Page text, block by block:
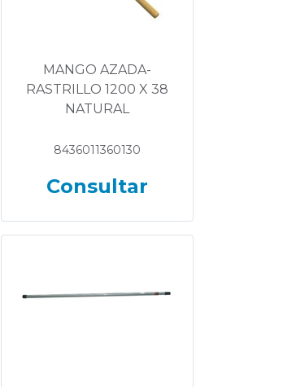
MANGO AZADA-
RASTRILLO 1200 X 38
NATURAL
8436011360130
Consultar